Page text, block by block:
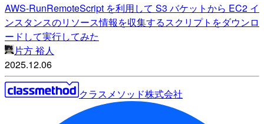
AWS-RunRemoteScript を利用して S3 バケットから EC2 イ
ンスタンスのリソース情報を収集するスクリプトをダウンロ
ードして実行してみた
片方 裕人
2025.12.06
クラスメソッド株式会社